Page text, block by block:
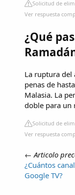
Solicitud de
Ver respuesta
¿Qué
La ruptura del
penas de
Malasia. La
doble para un
Solicitud de
Ver respuesta
← Articolo
¿Cuántos
Google TV?